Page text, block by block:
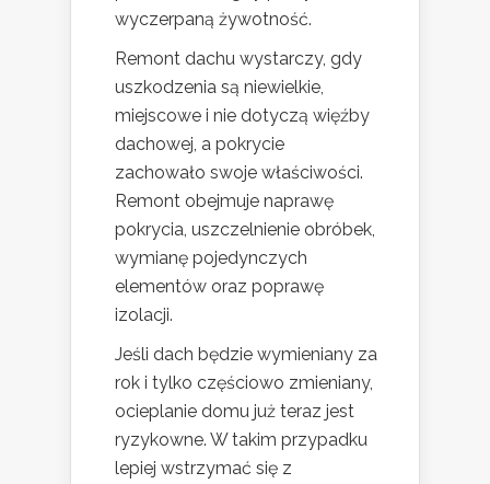
wyczerpaną żywotność.
Remont dachu wystarczy, gdy
uszkodzenia są niewielkie,
miejscowe i nie dotyczą więźby
dachowej, a pokrycie
zachowało swoje właściwości.
Remont obejmuje naprawę
pokrycia, uszczelnienie obróbek,
wymianę pojedynczych
elementów oraz poprawę
izolacji.
Jeśli dach będzie wymieniany za
rok i tylko częściowo zmieniany,
ocieplanie domu już teraz jest
ryzykowne. W takim przypadku
lepiej wstrzymać się z